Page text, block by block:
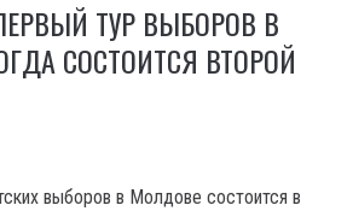
ТУР ВЫБОРОВ В
СОСТОИТСЯ ВТОРОЙ
выборов в Молдове состоится в